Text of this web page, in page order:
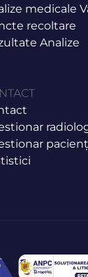
medicale
recoltare
Analize